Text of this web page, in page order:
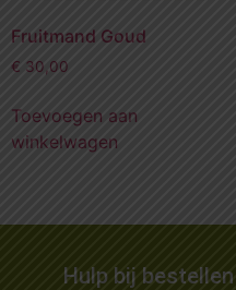
Fruitmand Goud
€ 30,00
Toevoegen aan
winkelwagen
Hulp bij